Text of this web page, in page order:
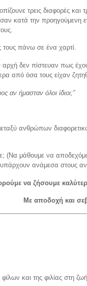
τρεις διαφορές και
κατά την προηγούμενη
τους πάνω σε ένα χαρτί.
δεν πίστευαν πως
από όσα τους είχαν
αν ήμασταν όλοι ίδιοι;”
ανθρώπων
(Να μάθουμε να
υπάρχουν ανάμεσα στους
να ζήσουμε
Με αποδοχή και
και της φιλίας στη